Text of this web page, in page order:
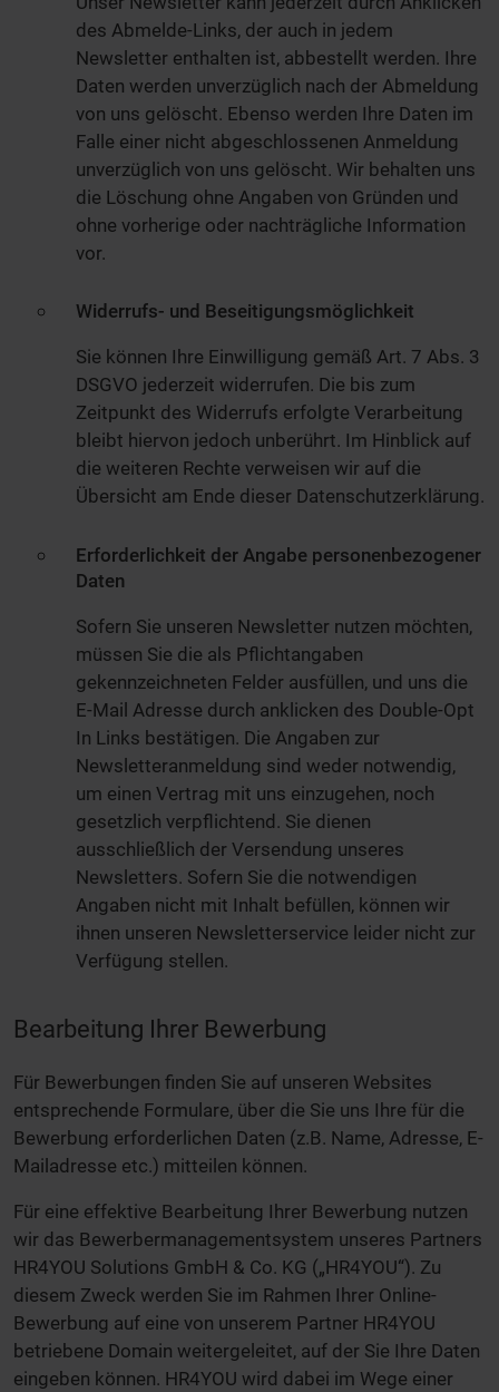
des Abmelde-Links, der auch in jedem
Newsletter enthalten ist, abbestellt werden. Ihre
Daten werden unverzüglich nach der Abmeldung
von uns gelöscht. Ebenso werden Ihre Daten im
Falle einer nicht abgeschlossenen Anmeldung
unverzüglich von uns gelöscht. Wir behalten uns
die Löschung ohne Angaben von Gründen und
ohne vorherige oder nachträgliche Information
vor.
Widerrufs- und Beseitigungsmöglichkeit
Sie können Ihre Einwilligung gemäß Art. 7 Abs. 3
DSGVO jederzeit widerrufen. Die bis zum
Zeitpunkt des Widerrufs erfolgte Verarbeitung
bleibt hiervon jedoch unberührt. Im Hinblick auf
die weiteren Rechte verweisen wir auf die
Übersicht am Ende dieser Datenschutzerklärung.
Erforderlichkeit der Angabe personenbezogener
Daten
Sofern Sie unseren Newsletter nutzen möchten,
müssen Sie die als Pflichtangaben
gekennzeichneten Felder ausfüllen, und uns die
E-Mail Adresse durch anklicken des Double-Opt
In Links bestätigen. Die Angaben zur
Newsletteranmeldung sind weder notwendig,
um einen Vertrag mit uns einzugehen, noch
gesetzlich verpflichtend. Sie dienen
ausschließlich der Versendung unseres
Newsletters. Sofern Sie die notwendigen
Angaben nicht mit Inhalt befüllen, können wir
ihnen unseren Newsletterservice leider nicht zur
Verfügung stellen.
Bearbeitung Ihrer Bewerbung
Für Bewerbungen finden Sie auf unseren Websites
entsprechende Formulare, über die Sie uns Ihre für die
Bewerbung erforderlichen Daten (z.B. Name, Adresse, E-
Mailadresse etc.) mitteilen können.
Für eine effektive Bearbeitung Ihrer Bewerbung nutzen
wir das Bewerbermanagementsystem unseres Partners
HR4YOU Solutions GmbH & Co. KG („HR4YOU“). Zu
diesem Zweck werden Sie im Rahmen Ihrer Online-
Bewerbung auf eine von unserem Partner HR4YOU
betriebene Domain weitergeleitet, auf der Sie Ihre Daten
eingeben können. HR4YOU wird dabei im Wege einer